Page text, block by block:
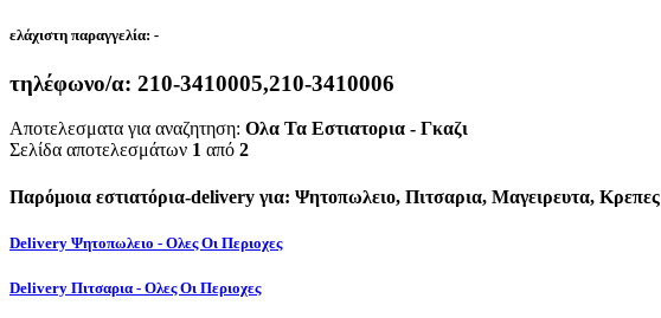
ελάχιστη παραγγελία: -
τηλέφωνο/α: 210-3410005,210-3410006
Αποτελεσματα για αναζητηση: Ολα Τα Εστιατορια - Γκαζι
Σελίδα αποτελεσμάτων 1 από 2
Παρόμοια εστιατόρια-delivery για: Ψητοπωλειο, Πιτσαρια, Μαγειρευτα, Κρεπες
Delivery Ψητοπωλειο - Ολες Οι Περιοχες
Delivery Πιτσαρια - Ολες Οι Περιοχες